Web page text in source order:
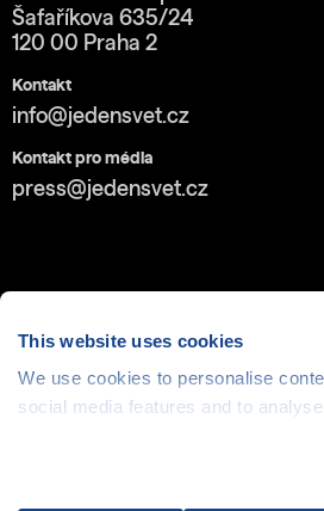
This website uses cookies
We use cookies to personalise
social media features and to
media, advertising and analytics
Šafaříkova 635/24
120 00 Praha 2
Kontakt
info@jedensvet.cz
Kontakt pro média
press@jedensvet.cz
Cookies| © 1999-2026 Člověk v